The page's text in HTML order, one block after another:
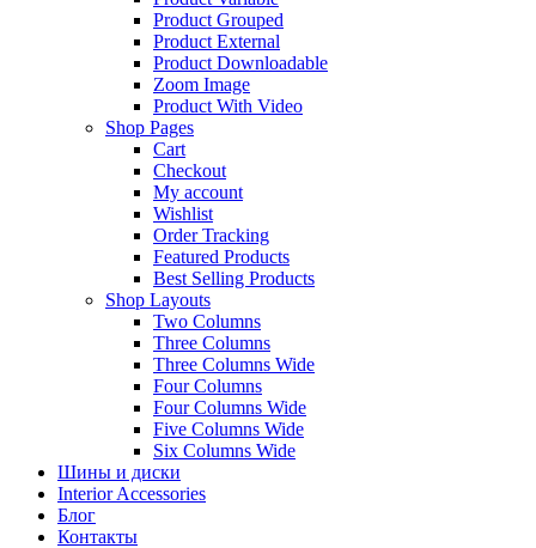
Product Grouped
Product External
Product Downloadable
Zoom Image
Product With Video
Shop Pages
Cart
Checkout
My account
Wishlist
Order Tracking
Featured Products
Best Selling Products
Shop Layouts
Two Columns
Three Columns
Three Columns Wide
Four Columns
Four Columns Wide
Five Columns Wide
Six Columns Wide
Шины и диски
Interior Accessories
Блог
Контакты